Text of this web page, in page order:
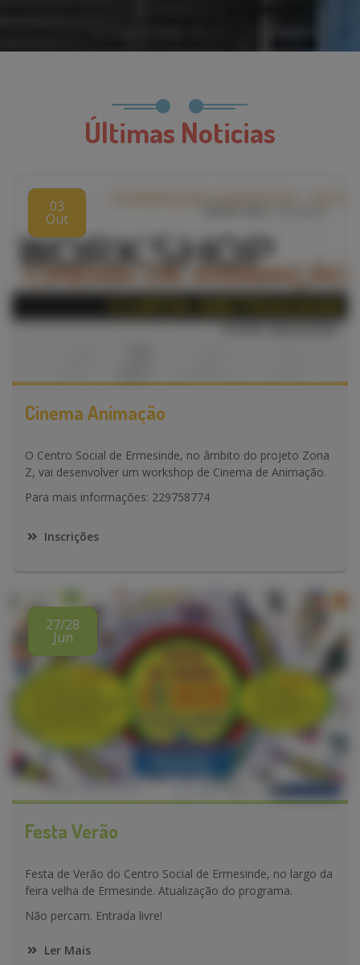
Últimas Noticias
03
Out
Cinema Animação
O Centro Social de Ermesinde, no âmbito do projeto Zona
Z, vai desenvolver um workshop de Cinema de Animação.
Para mais informações: 229758774
Inscrições
27/28
Jun
Festa Verão
Festa de Verão do Centro Social de Ermesinde, no largo da
feira velha de Ermesinde. Atualização do programa.
Não percam. Entrada livre!
Ler Mais